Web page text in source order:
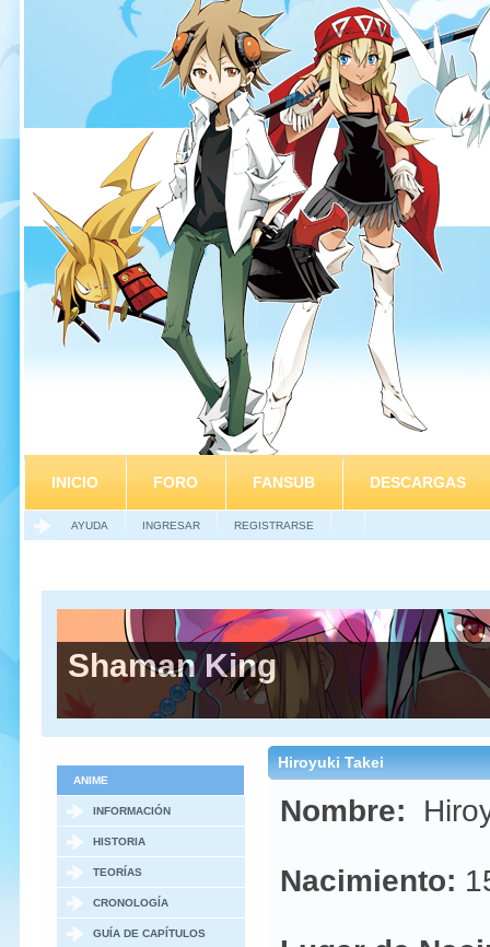
INICIO FORO FANSUB DESCARGAS
AYUDA INGRESAR REGISTRARSE
Shaman King
ANIME
INFORMACIÓN
GENERAL
HISTORIA
TEORÍAS
CRONOLOGÍA
GUÍA DE CAPÍTULOS
Hiroyuki Takei
Nombre:
Nacimiento: